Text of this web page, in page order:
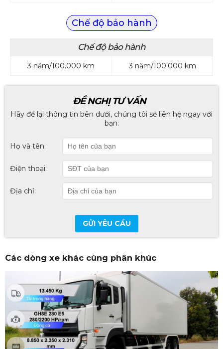
Chế độ bảo hành
Chế độ bảo hành
3 năm/100.000 km 3 năm/100.000 km
ĐỀ NGHỊ TƯ VẤN
Hãy để lại thông tin bên dưới, chúng tôi sẽ liên hệ ngay với
bạn:
Họ và tên:
Điện thoại:
Địa chỉ:
GỬI YÊU CẦU
Các dòng xe khác cùng phân khúc